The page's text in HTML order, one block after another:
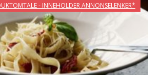
- INNEHOLDER ANNONSELENKER*